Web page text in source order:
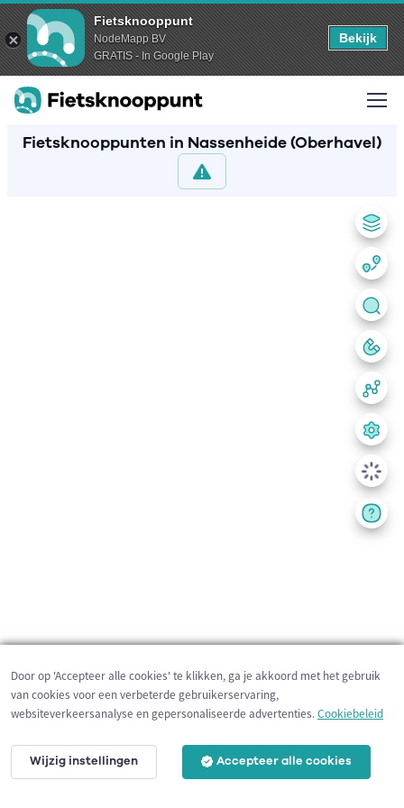
Fietsknooppunt
NodeMapp BV
GRATIS - In Google Play
Bekijk
Fietsknooppunten in Nassenheide (Oberhavel)
200 m
Door op 'Accepteer alle cookies' te klikken, ga je akkoord met het gebruik
van cookies voor een verbeterde gebruikerservaring,
websiteverkeersanalyse en gepersonaliseerde advertenties.Cookiebeleid
Wijzig instellingen Accepteer alle cookies